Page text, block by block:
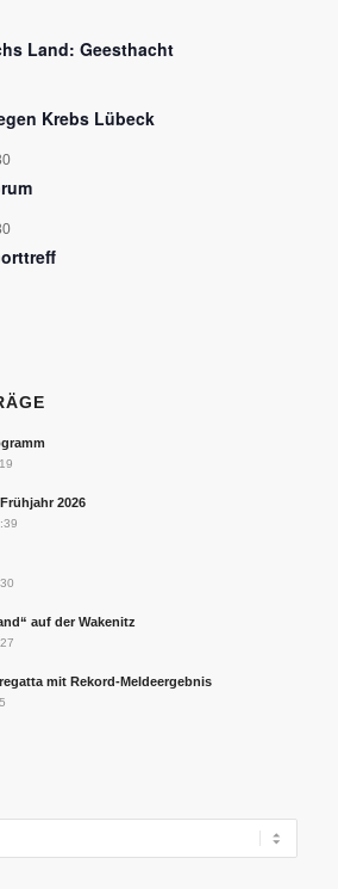
Land: Geesthacht
Krebs Lübeck
2026
auf der Wakenitz
mit Rekord-Meldeergebnis